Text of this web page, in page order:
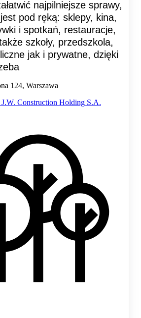
najpilniejsze sprawy,
pod ręką: sklepy, kina,
i spotkań, restauracje,
szkoły, przedszkola,
jak i prywatne, dzięki
124, Warszawa
Construction Holding S.A.